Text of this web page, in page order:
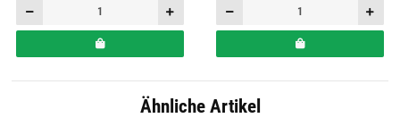
Ähnliche Artikel